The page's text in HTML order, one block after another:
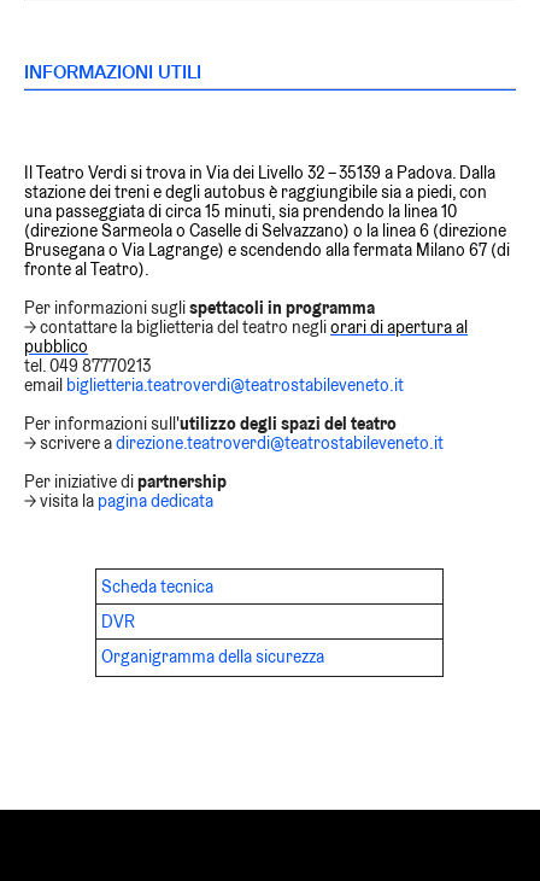
INFORMAZIONI UTILI
Il Teatro Verdi si trova in Via dei Livello 32 – 35139 a Padova. Dalla
stazione dei treni e degli autobus è raggiungibile sia a piedi, con
una passeggiata di circa 15 minuti, sia prendendo la linea 10
(direzione Sarmeola o Caselle di Selvazzano) o la linea 6 (direzione
Brusegana o Via Lagrange) e scendendo alla fermata Milano 67 (di
fronte al Teatro).
Per informazioni suglispettacoli in programma
→ contattare la biglietteria del teatro negliorari di apertura al
pubblico
tel. 049 87770213
email biglietteria.teatroverdi@teatrostabileveneto.it
Per informazioni sull'utilizzo degli spazi del teatro
→ scrivere adirezione.teatroverdi@teatrostabileveneto.it
Per iniziative dipartnership
→ visita la pagina dedicata
Scheda tecnica
DVR
Organigramma della sicurezza